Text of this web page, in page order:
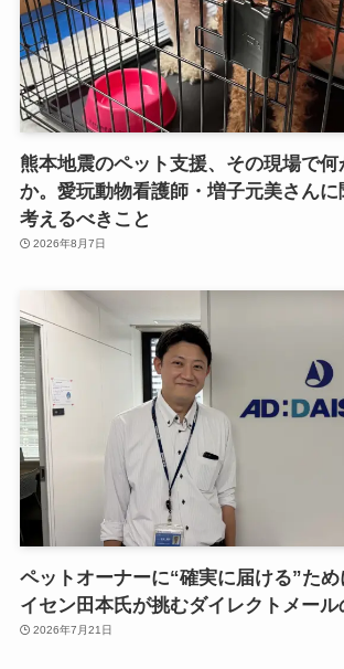
熊本地震のペット支援、その現場で
か。愛玩動物看護師・増子元美さん
考えるべきこと
2026年8月7日
ペットオーナーに“確実に届ける”た
イセン田本氏が挑むダイレクトメー
2026年7月21日